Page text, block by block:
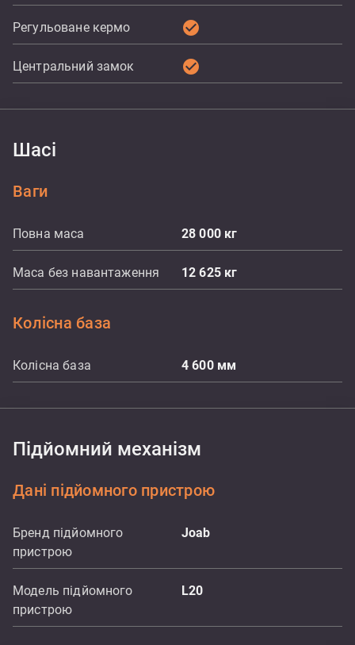
Регульоване кермо check_circle
Центральний замок check_circle
Шасі
Ваги
Повна маса 28 000 кг
Маса без навантаження 12 625 кг
Колісна база
Колісна база 4 600 мм
Підйомний механізм
Дані підйомного пристрою
Бренд підйомного
пристрою
Joab
Модель підйомного
пристрою
L20